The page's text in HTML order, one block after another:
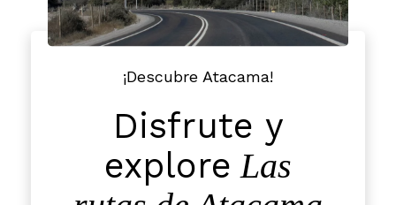
¡Descubre Atacama!
Disfrute y
explore Las